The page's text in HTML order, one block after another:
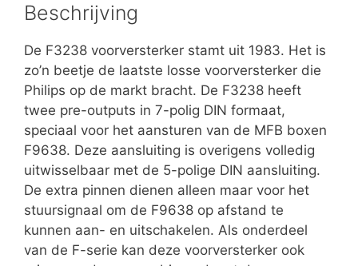
Beschrijving
De F3238 voorversterker stamt uit 1983. Het is
zo’n beetje de laatste losse voorversterker die
Philips op de markt bracht. De F3238 heeft
twee pre-outputs in 7-polig DIN formaat,
speciaal voor het aansturen van de MFB boxen
F9638. Deze aansluiting is overigens volledig
uitwisselbaar met de 5-polige DIN aansluiting.
De extra pinnen dienen alleen maar voor het
stuursignaal om de F9638 op afstand te
kunnen aan- en uitschakelen. Als onderdeel
van de F-serie kan deze voorversterker ook